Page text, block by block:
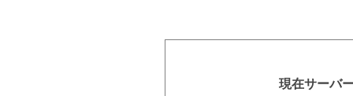
現在サーバ